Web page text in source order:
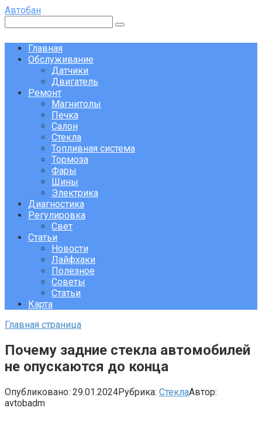
Перейти
контенту
Автобан
Главная
Обслуживание
Датчики
Двигатель
Ремонт
Магнитолы
Печка
Салон
Стекла
Топливная система
Тормоза
Фары
Шины
Электрика
Диагностика
Регулировка
Свет
Статьи
Новости
Лайфхаки
Полезное
Советы
Статьи
Карта
Главная страница
Почему задние стекла автомобилей
не опускаются до конца
Опубликовано: 29.01.2024Рубрика: СтеклаАвтор:
avtobadm